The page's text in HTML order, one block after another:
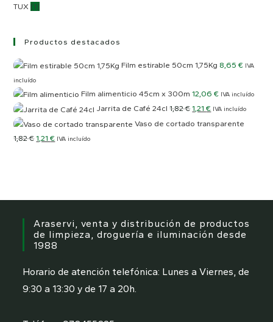
TUX (1)
Productos destacados
Film estirable 50cm 1,75Kg 8,65€ IVA
incluído
Film alimenticio 45cm x 300m 12,06€ IVA incluído
Jarrita de Café 24cl 1,82€ 1,21€ IVA incluído
Vaso de cortado transparente
1,82€ 1,21€ IVA incluído
Araservi, venta y distribución de productos
de limpieza, droguería e iluminación desde
1988
Horario de atención telefónica: Lunes a Viernes, de
9:30 a 13:30 y de 17 a 20h.